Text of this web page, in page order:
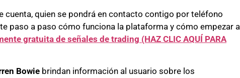
cuenta, quien se pondrá en contacto contigo por teléfono
paso a paso cómo funciona la plataforma y cómo empezar a
gratuita de señales de trading (HAZ CLIC AQUÍ PARA
Bowie brindan información al usuario sobre los